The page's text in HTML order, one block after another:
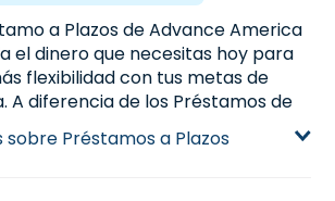
podrías precalificar antes de
sucursal.
más sobre Préstamos de Día de
a Plazos de Advance America
el dinero que necesitas hoy para
flexibilidad con tus metas de
A diferencia de los Préstamos de
un Préstamo a Plazos te
más dinero con la habilidad
sobre Préstamos a Plazos